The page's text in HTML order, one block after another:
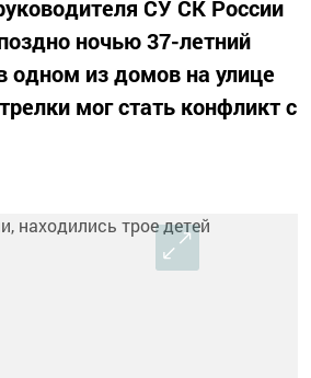
СУ СК России
ночью 37-летний
одном из домов на улице
мог стать конфликт с